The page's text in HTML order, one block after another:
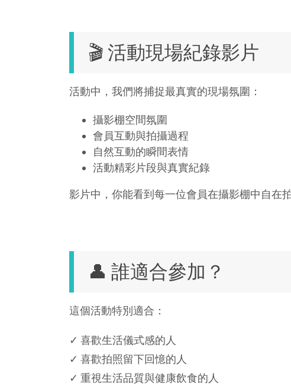
🎬 活動現場紀錄影片
活動中，我們將捕捉最真實的現場氛圍：
攝影棚空間氛圍
會員互動與拍攝過程
自然互動的瞬間表情
活動精彩片段與真實紀錄
影片中，你能看到每一位會員在攝影棚中自在
👤 誰適合參加？
這個活動特別適合：
✓ 喜歡生活儀式感的人
✓ 喜歡拍照留下回憶的人
✓ 重視生活品質與健康飲食的人